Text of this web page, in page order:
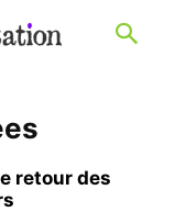
retour des